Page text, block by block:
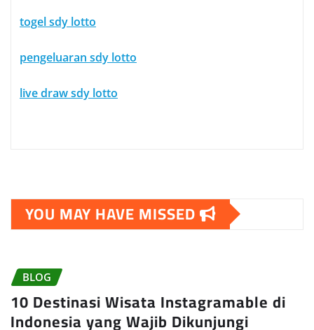
togel sdy lotto
pengeluaran sdy lotto
live draw sdy lotto
YOU MAY HAVE MISSED
BLOG
10 Destinasi Wisata Instagramable di
Indonesia yang Wajib Dikunjungi